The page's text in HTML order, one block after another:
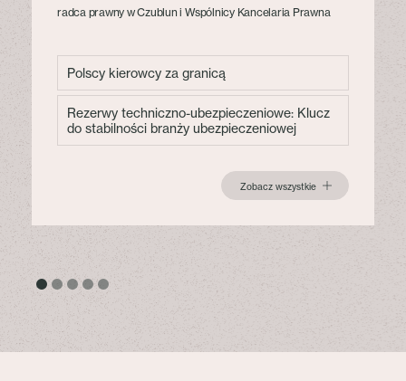
radca prawny w Czublun i Wspólnicy Kancelaria Prawna
Polscy kierowcy za granicą
Rezerwy techniczno-ubezpieczeniowe: Klucz
do stabilności branży ubezpieczeniowej
Zobacz wszystkie